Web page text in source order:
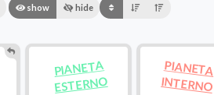
show hide
PIANETA
ESTERNO
PIANETA
INTERNO